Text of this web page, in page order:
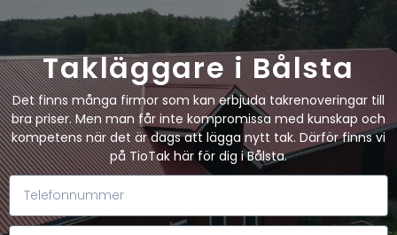
Takläggare i Bålsta
Det finns många firmor som kan erbjuda takrenoveringar till
bra priser. Men man får inte kompromissa med kunskap och
kompetens när det är dags att lägga nytt tak. Därför finns vi
på TioTak här för dig i Bålsta.